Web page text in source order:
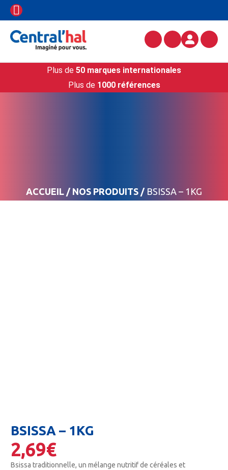
Plus de 50 marques internationales
Plus de 1000 références
ACCUEIL / NOS PRODUITS / BSISSA – 1KG
BSISSA – 1KG
2,69€
Bsissa traditionnelle, un mélange nutritif de céréales et